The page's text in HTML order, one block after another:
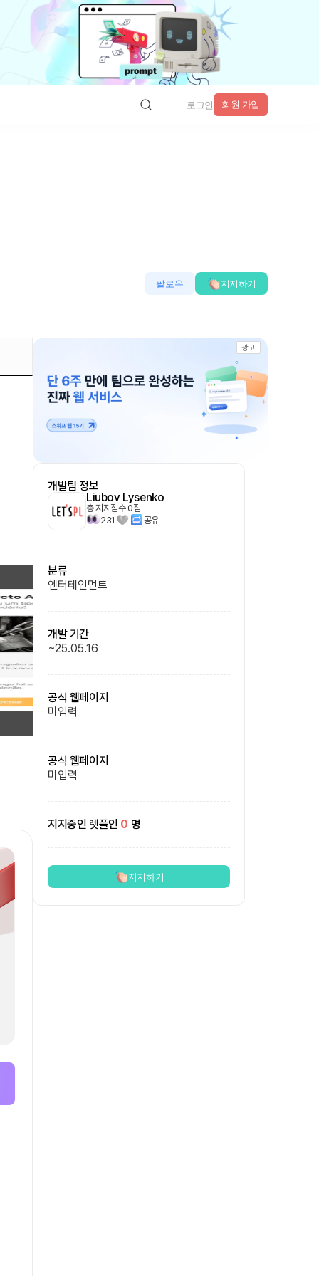
로그인 회원 가입
팔로우 지지하기
광고
개발팀 정보
Liubov Lysenko
총 지지점수0점
231
공유
분류
엔터테인먼트
개발 기간
~25.05.16
공식 웹페이지
미입력
공식 웹페이지
미입력
지지중인 렛플인 0 명
지지하기